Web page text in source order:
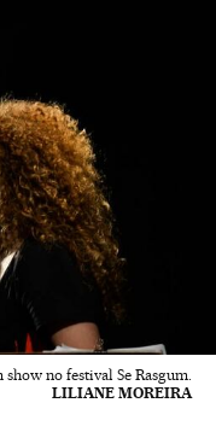
no festival Se Rasgum.
LILIANE MOREIRA